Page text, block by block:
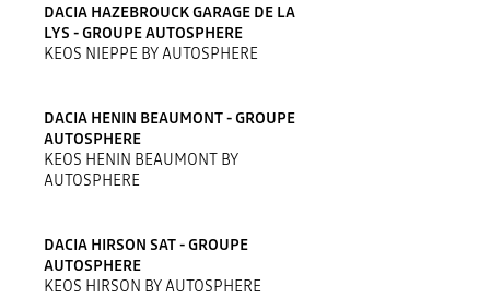
DACIA HAZEBROUCK GARAGE DE LA
LYS - GROUPE AUTOSPHERE
KEOS NIEPPE BY AUTOSPHERE
DACIA HENIN BEAUMONT - GROUPE
AUTOSPHERE
KEOS HENIN BEAUMONT BY
AUTOSPHERE
DACIA HIRSON SAT - GROUPE
AUTOSPHERE
KEOS HIRSON BY AUTOSPHERE